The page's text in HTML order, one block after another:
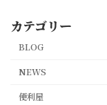
カテゴリー
BLOG
NEWS
便利屋